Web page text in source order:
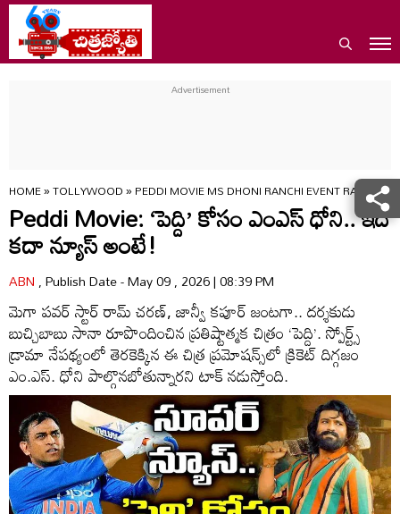
HOME»TOLLYWOOD»PEDDI MOVIE MS DHONI RANCHI EVENT RAM
Peddi Movie: ‘పెద్ది’ కోసం ఎంఎస్ ధోని.. ఇది
కదా న్యూస్ అంటే!
ABN, Publish Date - May 09 , 2026 | 08:39 PM
మెగా పవర్ స్టార్ రామ్ చరణ్, జాన్వీ కపూర్ జంటగా.. దర్శకుడు
బుచ్చిబాబు సానా రూపొందించిన ప్రతిష్టాత్మక చిత్రం ‘పెద్ది’. స్పోర్ట్స్
డ్రామా నేపథ్యంలో తెరకెక్కిన ఈ చిత్ర ప్రమోషన్స్‌లో క్రికెట్ దిగ్గజం
ఎం.ఎస్. ధోని పాల్గొనబోతున్నారని టాక్ నడుస్తోంది.